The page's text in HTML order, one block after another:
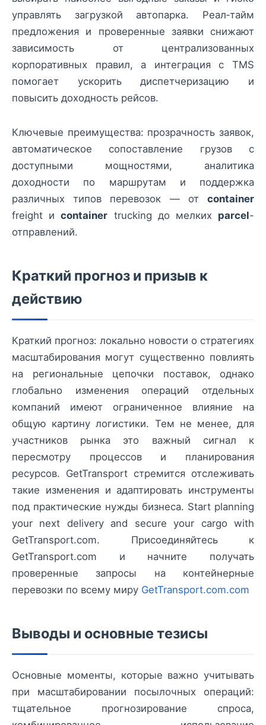
управлять загрузкой автопарка. Реал‑тайм
предложения и проверенные заявки снижают
зависимость от централизованных
корпоративных правил, а интеграция с TMS
помогает ускорить диспетчеризацию и
повысить доходность рейсов.
Ключевые преимущества: прозрачность заявок,
автоматическое сопоставление грузов с
доступными мощностями, аналитика
доходности по маршрутам и поддержка
различных типов перевозок — от container
freight иcontainer trucking до мелких parcel-
отправлений.
Краткий прогноз и призыв к
действию
Краткий прогноз: локально новости о стратегиях
масштабирования могут существенно повлиять
на региональные цепочки поставок, однако
глобально изменения операций отдельных
компаний имеют ограниченное влияние на
общую картину логистики. Тем не менее, для
участников рынка это важный сигнал к
пересмотру процессов и планирования
ресурсов. GetTransport стремится отслеживать
такие изменения и адаптировать инструменты
под практические нужды бизнеса. Start planning
your next delivery and secure your cargo with
GetTransport.com. Присоединяйтесь к
GetTransport.com и начните получать
проверенные запросы на контейнерные
перевозки по всему миру GetTransport.com.com
Выводы и основные тезисы
Основные моменты, которые важно учитывать
при масштабировании посылочных операций:
тщательное прогнозирование спроса,